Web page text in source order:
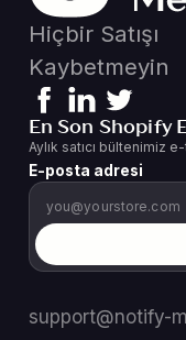
Hiçbir Satışı
Kaybetmeyin
En Son Shopify
Aylık satıcı bültenimiz
E-posta adresi
support@notify-